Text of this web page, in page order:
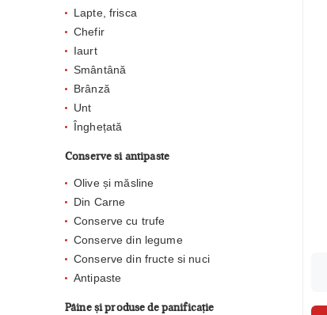
Lapte, frisca
Chefir
Iaurt
Smântână
Brânză
Unt
Înghețată
Conserve si antipaste
Olive și măsline
Din Carne
Conserve cu trufe
Conserve din legume
Conserve din fructe si nuci
Antipaste
Pâine și produse de panificație